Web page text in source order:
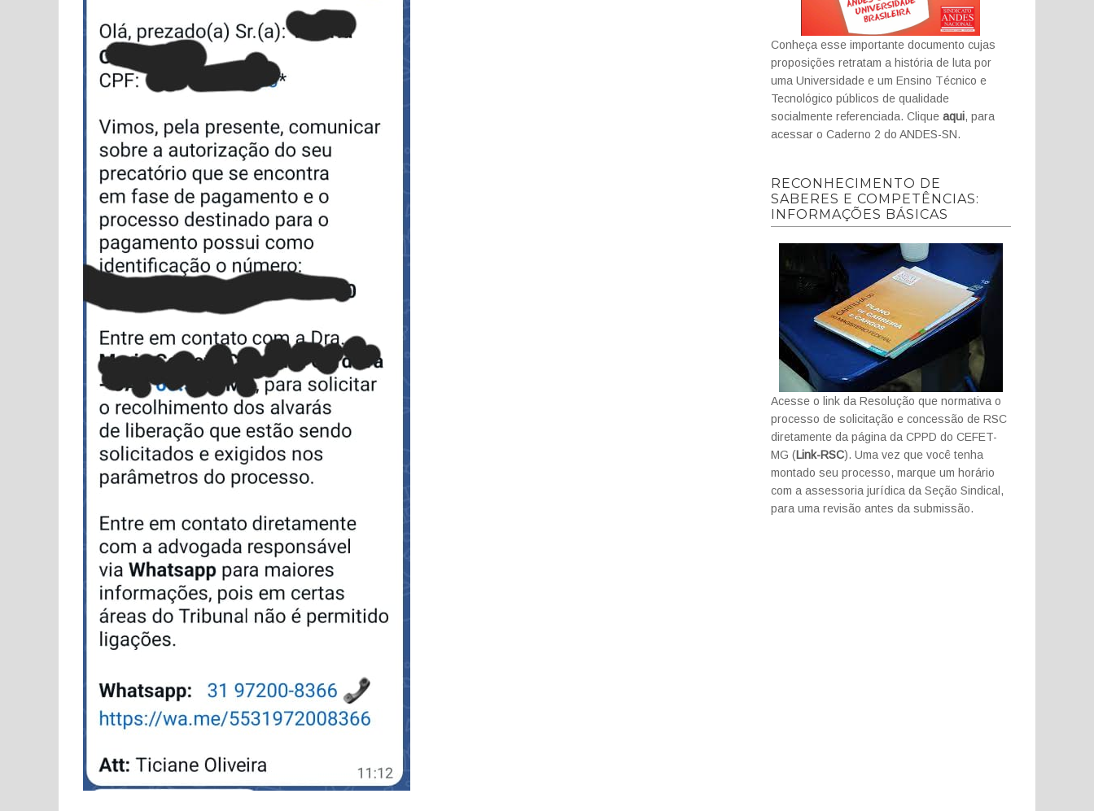
Conheça esse importante documento cujas
proposições retratam a história de luta por
uma Universidade e um Ensino Técnico e
Tecnológico públicos de qualidade
socialmente referenciada. Clique aqui, para
acessar o Caderno 2 do ANDES-SN.
RECONHECIMENTO DE
SABERES E COMPETÊNCIAS:
INFORMAÇÕES BÁSICAS
Acesse o link da Resolução que normativa o
processo de solicitação e concessão de RSC
diretamente da página da CPPD do CEFET-
MG (Link-RSC). Uma vez que você tenha
montado seu processo, marque um horário
com a assessoria jurídica da Seção Sindical,
para uma revisão antes da submissão.